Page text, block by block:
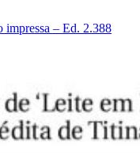
– Ed. 2.388